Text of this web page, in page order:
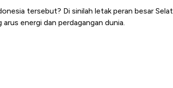
tersebut? Di sinilah letak peran besar Selat
energi dan perdagangan dunia.